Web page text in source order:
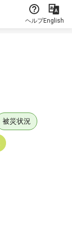
ヘルプEnglish
被災状況